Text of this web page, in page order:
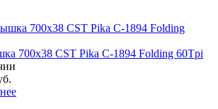
700x38 CST Pika C-1894 Folding 60Tpi